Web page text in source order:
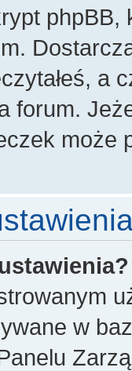
a
forum.
może
w